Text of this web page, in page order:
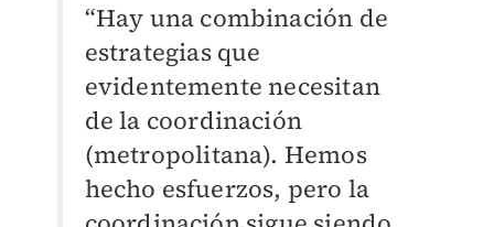
“Hay una combinación de
estrategias que
evidentemente necesitan
de la coordinación
(metropolitana). Hemos
hecho esfuerzos, pero la